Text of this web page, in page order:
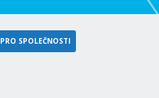
PRO SPOLEČNOSTI